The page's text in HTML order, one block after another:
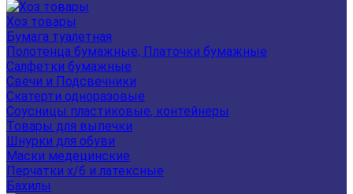
Хоз товары
Бумага туалетная
Полотенца бумажные, Платочки бумажные
Салфетки бумажные
Свечи и Подсвечники
Скатерти одноразовые
Соусницы пластиковые, контейнеры
Товары для выпечки
Шнурки для обуви
Маски медецинские
Перчатки х/б и латексные
Бахилы